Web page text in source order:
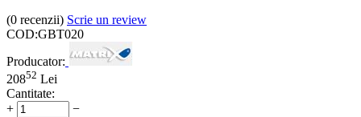
(0 recenzii) Scrie un review
COD:GBT020
Producator:
20852 Lei
Cantitate:
+
−